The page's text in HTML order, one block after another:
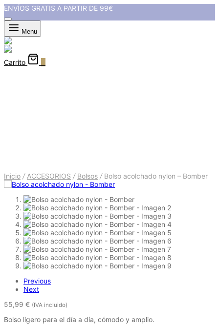
ENVÍOS GRATIS A PARTIR DE 99€
Menu
Carrito
Inicio / ACCESORIOS / Bolsos /Bolso acolchado nylon – Bomber
Previous
Next
55,99 € (IVA incluido)
Bolso ligero para el día a día, cómodo y amplio.